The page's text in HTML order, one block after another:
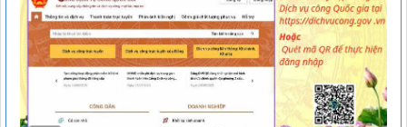
tháng 03 năm 2026
Quyết định công khai bổ sung dự toán năm 2026